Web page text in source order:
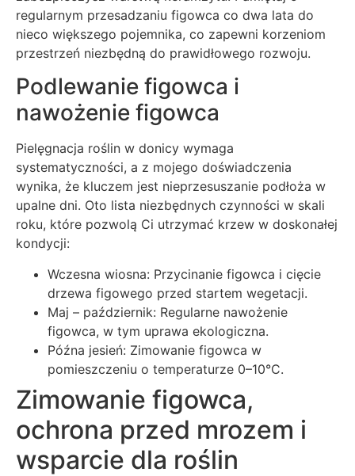
regularnym przesadzaniu figowca co dwa lata do
nieco większego pojemnika, co zapewni korzeniom
przestrzeń niezbędną do prawidłowego rozwoju.
Podlewanie figowca i
nawożenie figowca
Pielęgnacja roślin w donicy wymaga
systematyczności, a z mojego doświadczenia
wynika, że kluczem jest nieprzesuszanie podłoża w
upalne dni. Oto lista niezbędnych czynności w skali
roku, które pozwolą Ci utrzymać krzew w doskonałej
kondycji:
Wczesna wiosna: Przycinanie figowca i cięcie
drzewa figowego przed startem wegetacji.
Maj – październik: Regularne nawożenie
figowca, w tym uprawa ekologiczna.
Późna jesień: Zimowanie figowca w
pomieszczeniu o temperaturze 0–10°C.
Zimowanie figowca,
ochrona przed mrozem i
wsparcie dla roślin